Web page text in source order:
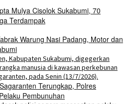
Mulya Cisolok Sukabumi, 70
Terdampak
Warung Nasi Padang, Motor dan
Terungkap, Polres
Pembunuhan